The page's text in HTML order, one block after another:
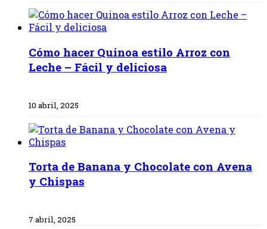
Cómo hacer Quinoa estilo Arroz con
Leche – Fácil y deliciosa
10 abril, 2025
Torta de Banana y Chocolate con Avena
y Chispas
7 abril, 2025